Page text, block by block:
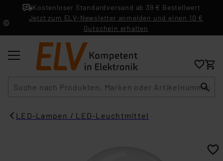
Kostenloser Standardversand ab 39 € Bestellwert
Jetzt zum ELV-Newsletter anmelden und einen 10 €
Gutschein erhalten
LED-Lampen / LED-Leuchtmittel